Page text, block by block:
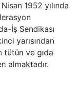
1952 yılında
İş Sendikası
yarısından
tütün ve gıda
almaktadır.